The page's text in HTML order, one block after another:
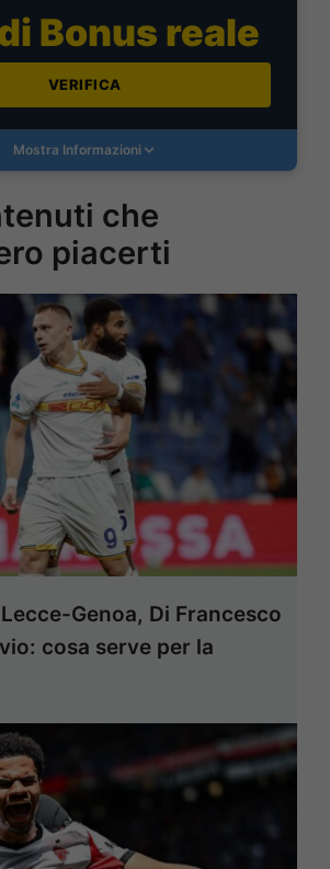
Bonus reale
VERIFICA
Mostra Informazioni
che
piacerti
Genoa, Di Francesco
cosa serve per la